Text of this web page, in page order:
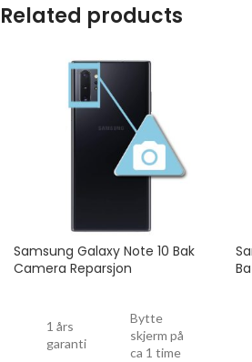
Related products
Samsung Galaxy Note 10 Bak
Camera Reparsjon
1 års
garanti
Bytte
skjerm på
ca 1 time